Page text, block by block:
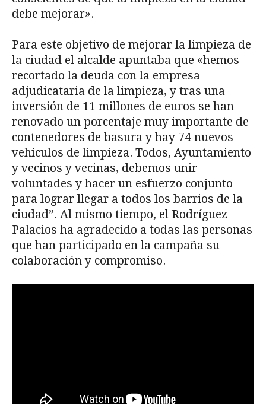
debe mejorar».
Para este objetivo de mejorar la limpieza de
la ciudad el alcalde apuntaba que «hemos
recortado la deuda con la empresa
adjudicataria de la limpieza, y tras una
inversión de 11 millones de euros se han
renovado un porcentaje muy importante de
contenedores de basura y hay 74 nuevos
vehículos de limpieza. Todos, Ayuntamiento
y vecinos y vecinas, debemos unir
voluntades y hacer un esfuerzo conjunto
para lograr llegar a todos los barrios de la
ciudad”. Al mismo tiempo, el Rodríguez
Palacios ha agradecido a todas las personas
que han participado en la campaña su
colaboración y compromiso.